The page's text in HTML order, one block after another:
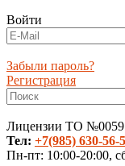
Войти
Забыли пароль?
Регистрация
Лицензии ТО
Тел: +7(985) 630-56-
Пн-пт: 10:00-20:00,